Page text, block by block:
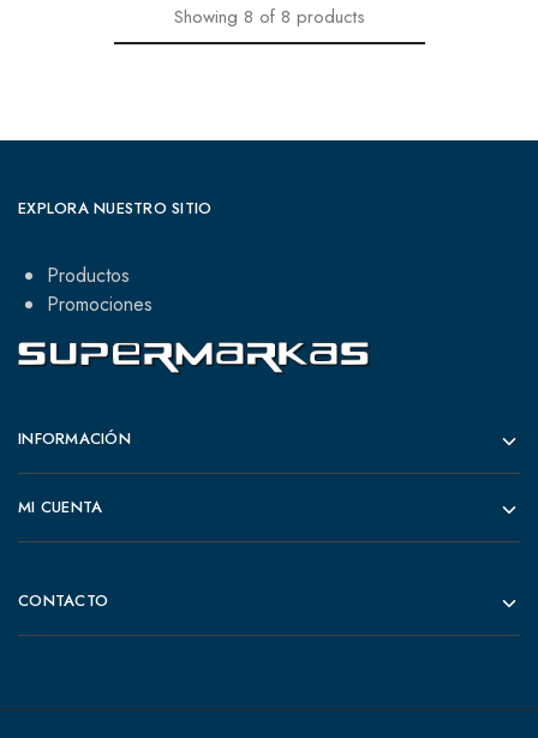
Showing 8 of 8 products
EXPLORA NUESTRO SITIO
Productos
Promociones
INFORMACIÓN
MI CUENTA
CONTACTO